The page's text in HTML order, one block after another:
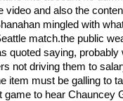
video and also the
mingled with
match.the public
quoted saying, probably
not driving them to
item must be galling to
game to hear Chauncey